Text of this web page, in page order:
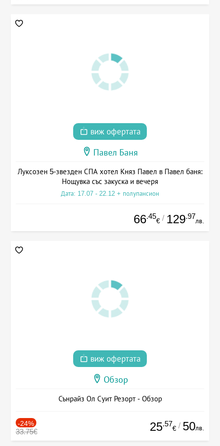
виж офертата
Павел Баня
Луксозен 5-звезден СПА хотел Княз Павел в Павел баня:
Нощувка със закуска и вечеря
Дата: 17.07 - 22.12 + полупансион
66.45
€ / 129.97
лв.
виж офертата
Обзор
Сънрайз Ол Суит Резорт - Обзор
-24%
33.75€ 25.57
€ / 50лв.